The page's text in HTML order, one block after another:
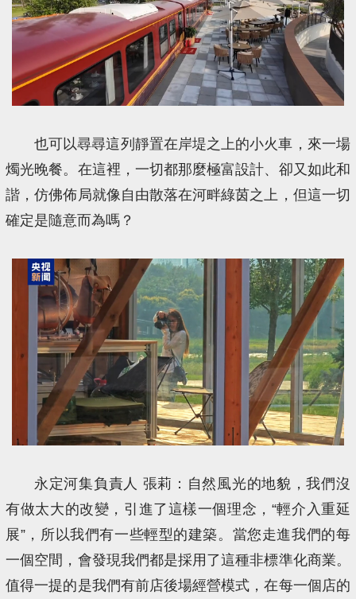
也可以尋尋這列靜置在岸堤之上的小火車，來一場
燭光晚餐。在這裡，一切都那麼極富設計、卻又如此和
諧，仿佛佈局就像自由散落在河畔綠茵之上，但這一切
確定是隨意而為嗎？
永定河集負責人 張莉：自然風光的地貌，我們沒
有做太大的改變，引進了這樣一個理念，“輕介入重延
展”，所以我們有一些輕型的建築。當您走進我們的每
一個空間，會發現我們都是採用了這種非標準化商業。
值得一提的是我們有前店後場經營模式，在每一個店的